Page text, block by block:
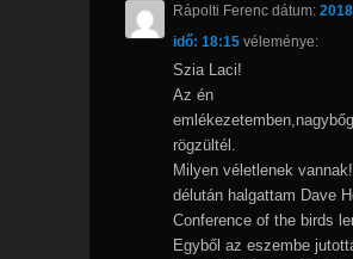
Rápolti Ferenc dátum:
idő: 18:15 véleménye:
Szia Laci!
Az én
rögzültél.
Milyen véletlenek
délután halgattam Dave
Conference of the birds
Egyből az eszembe